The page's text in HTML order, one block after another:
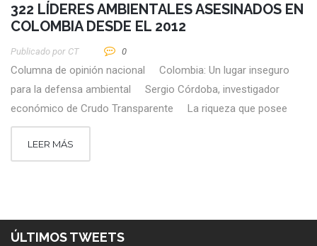
322 LÍDERES AMBIENTALES ASESINADOS EN
COLOMBIA DESDE EL 2012
Publicado por CT 0
Columna de opinión nacional Colombia: Un lugar inseguro
para la defensa ambiental Sergio Córdoba, investigador
económico de Crudo Transparente La riqueza que posee
LEER MÁS
ÚLTIMOS TWEETS